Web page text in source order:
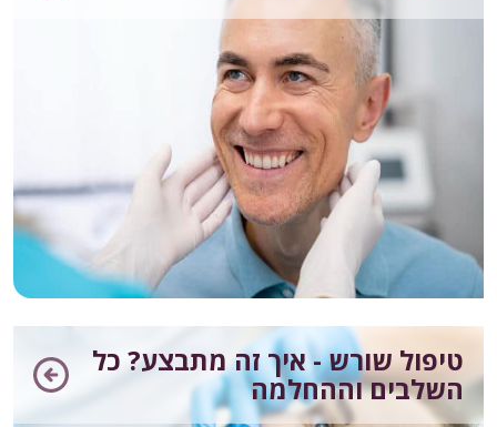
טיפול שורש - איך זה מתבצע? כל
השלבים וההחלמה